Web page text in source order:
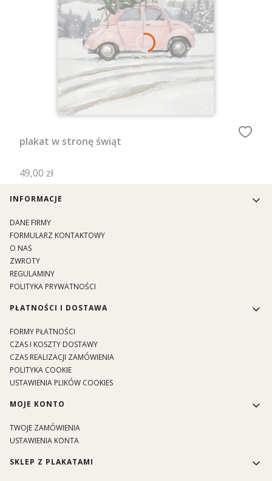
plakat w stronę świąt
Cena
49,00 zł
Linki w stopce
INFORMACJE
DANE FIRMY
FORMULARZ KONTAKTOWY
O NAS
ZWROTY
REGULAMINY
POLITYKA PRYWATNOŚCI
PŁATNOŚCI I DOSTAWA
FORMY PŁATNOŚCI
CZAS I KOSZTY DOSTAWY
CZAS REALIZACJI ZAMÓWIENIA
POLITYKA COOKIE
USTAWIENIA PLIKÓW COOKIES
MOJE KONTO
TWOJE ZAMÓWIENIA
USTAWIENIA KONTA
SKLEP Z PLAKATAMI